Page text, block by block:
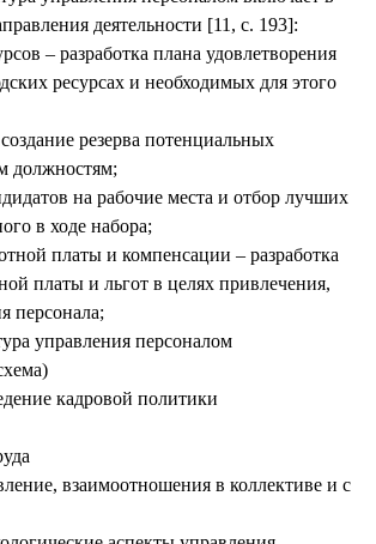
деятельности [11, с. 193]:
– разработка плана удовлетворения
ресурсах и необходимых для этого
резерва потенциальных
должностям;
на рабочие места и отбор лучших
в ходе набора;
платы и компенсации – разработка
платы и льгот в целях привлечения,
персонала;
управления персоналом
кадровой политики
взаимоотношения в коллективе и с